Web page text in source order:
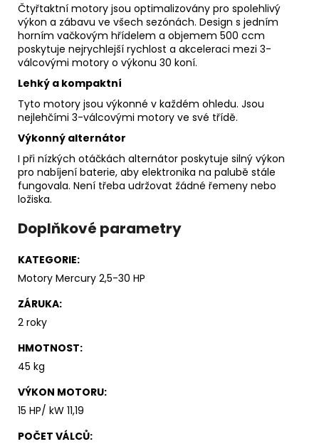
Čtyřtaktní motory jsou optimalizovány pro spolehlivý
výkon a zábavu ve všech sezónách. Design s jedním
horním vačkovým hřídelem a objemem 500 ccm
poskytuje nejrychlejší rychlost a akceleraci mezi 3-
válcovými motory o výkonu 30 koní.
Lehký a kompaktní
Tyto motory jsou výkonné v každém ohledu. Jsou
nejlehčími 3-válcovými motory ve své třídě.
Výkonný alternátor
I při nízkých otáčkách alternátor poskytuje silný výkon
pro nabíjení baterie, aby elektronika na palubě stále
fungovala. Není třeba udržovat žádné řemeny nebo
ložiska.
Doplňkové parametry
KATEGORIE:
Motory Mercury 2,5-30 HP
ZÁRUKA:
2 roky
HMOTNOST:
45 kg
VÝKON MOTORU:
15 HP/ kW 11,19
POČET VÁLCŮ: